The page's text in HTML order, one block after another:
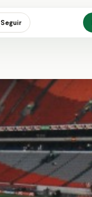
Seguir